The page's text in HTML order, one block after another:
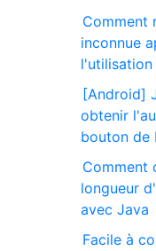
Comment
inconnue
l'utilisation
[Android]
obtenir
bouton de
Comment
longueur
avec Java
Facile à